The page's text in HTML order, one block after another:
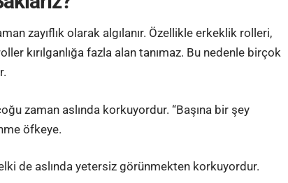
zayıflık olarak algılanır. Özellikle erkeklik rolleri,
kırılganlığa fazla alan tanımaz. Bu nedenle birçok
zaman aslında korkuyordur. “Başına bir şey
öfkeye.
de aslında yetersiz görünmekten korkuyordur.